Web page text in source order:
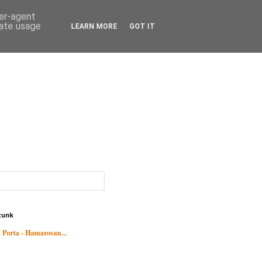
Porta - Hamarosan...
agent
usage
LEARN MORE GOT IT